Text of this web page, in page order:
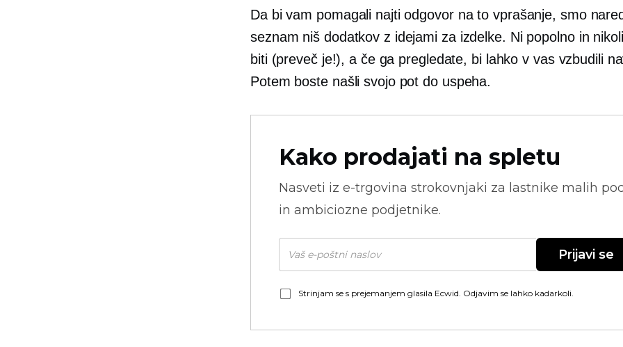
Da bi vam pomagali najti odgovor na to vprašanje, smo
seznam niš dodatkov z idejami za izdelke. Ni popolno in
biti (preveč je!), a če ga pregledate, bi lahko v vas vzbudili
Potem boste našli svojo pot do uspeha.
Kako prodajati na spletu
Nasveti iz e-trgovina strokovnjaki za lastnike malih
in ambiciozne podjetnike.
Prijavi se
Strinjam se s prejemanjem glasila Ecwid. Odjavim se lahko kadarkoli.